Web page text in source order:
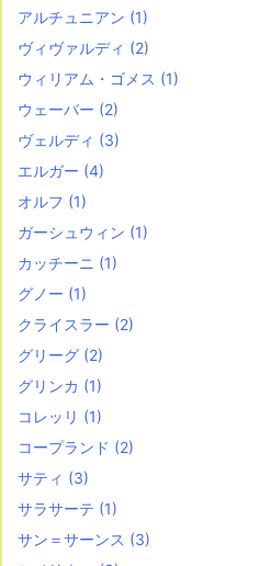
アルチュニアン (1)
ヴィヴァルディ (2)
ウィリアム・ゴメス (1)
ウェーバー (2)
ヴェルディ (3)
エルガー (4)
オルフ (1)
ガーシュウィン (1)
カッチーニ (1)
グノー (1)
クライスラー (2)
グリーグ (2)
グリンカ (1)
コレッリ (1)
コープランド (2)
サティ (3)
サラサーテ (1)
サン＝サーンス (3)